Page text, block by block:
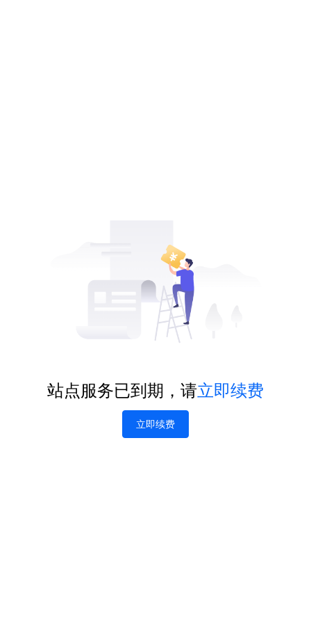
站点服务已到期，请立即续费
立即续费